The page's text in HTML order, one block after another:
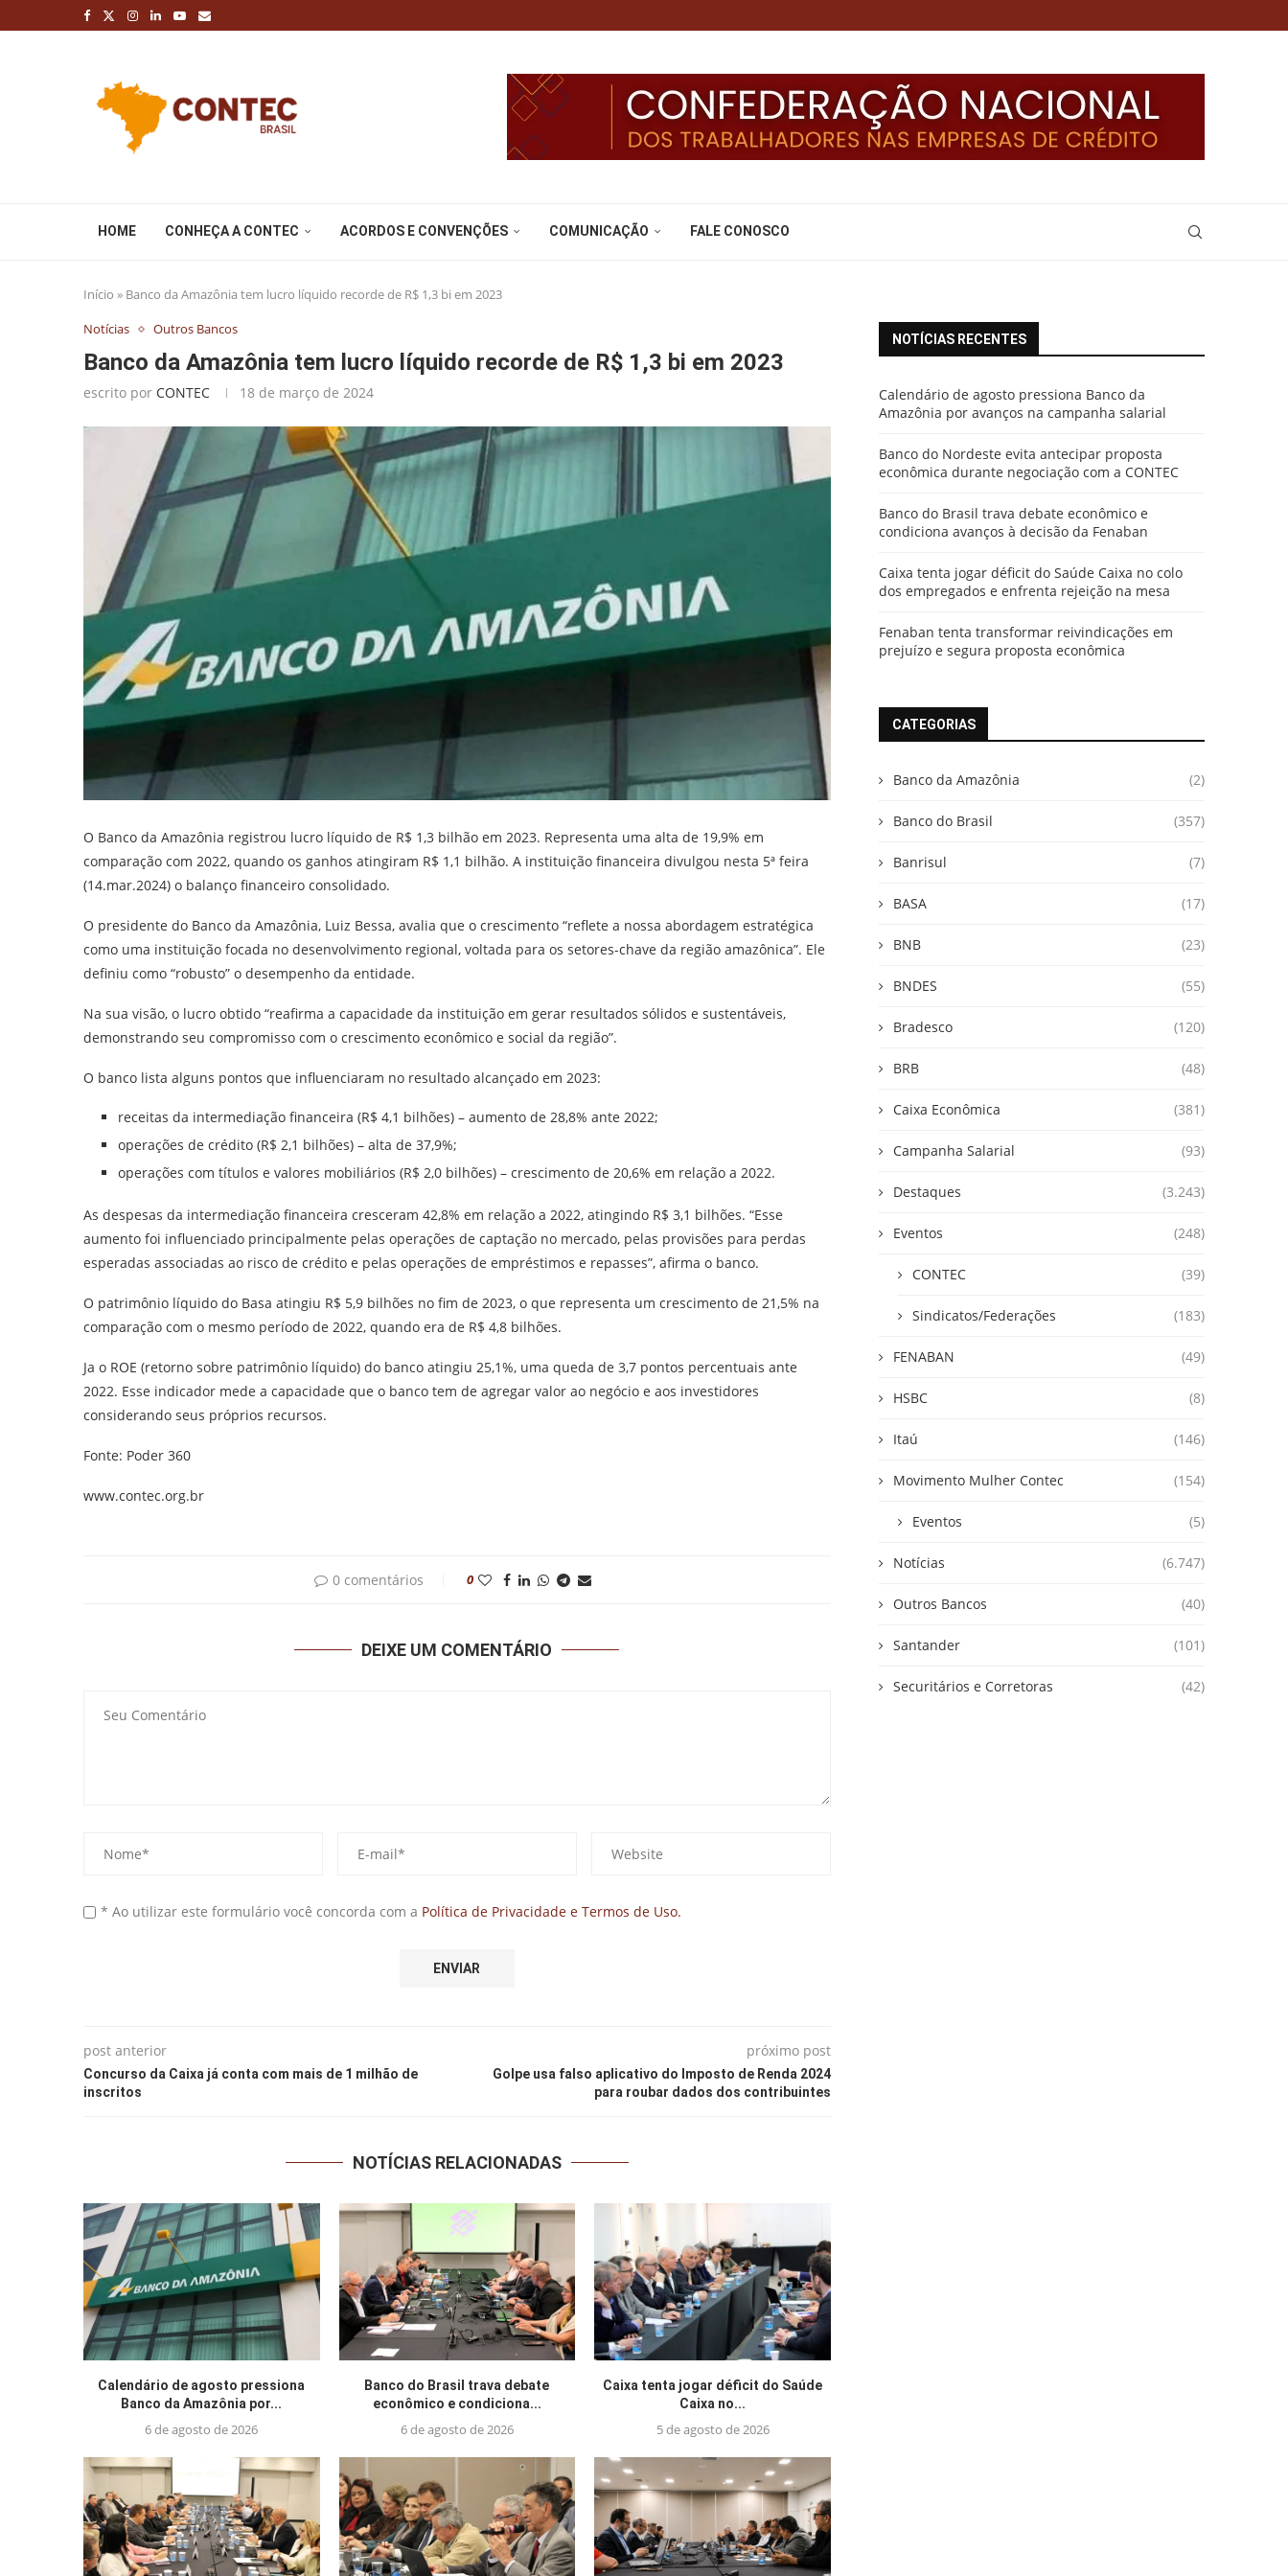
HOME CONHEÇA A CONTEC ACORDOS E CONVENÇÕES COMUNICAÇÃO FALE CONOSCO
Início » Banco da Amazônia tem lucro líquido recorde de R$ 1,3 bi em 2023
Notícias
Outros Bancos
Banco da Amazônia tem lucro líquido recorde de R$ 1,3 bi em 2023
escrito por CONTEC 18 de março de 2024
O Banco da Amazônia registrou lucro líquido de R$ 1,3 bilhão em 2023. Representa uma alta de 19,9% em
comparação com 2022, quando os ganhos atingiram R$ 1,1 bilhão. A instituição financeira divulgou nesta 5ª feira
(14.mar.2024) o balanço financeiro consolidado.
O presidente do Banco da Amazônia, Luiz Bessa, avalia que o crescimento “reflete a nossa abordagem estratégica
como uma instituição focada no desenvolvimento regional, voltada para os setores-chave da região amazônica”. Ele
definiu como “robusto” o desempenho da entidade.
Na sua visão, o lucro obtido “reafirma a capacidade da instituição em gerar resultados sólidos e sustentáveis,
demonstrando seu compromisso com o crescimento econômico e social da região”.
O banco lista alguns pontos que influenciaram no resultado alcançado em 2023:
receitas da intermediação financeira (R$ 4,1 bilhões) – aumento de 28,8% ante 2022;
operações de crédito (R$ 2,1 bilhões) – alta de 37,9%;
operações com títulos e valores mobiliários (R$ 2,0 bilhões) – crescimento de 20,6% em relação a 2022.
As despesas da intermediação financeira cresceram 42,8% em relação a 2022, atingindo R$ 3,1 bilhões. “Esse
aumento foi influenciado principalmente pelas operações de captação no mercado, pelas provisões para perdas
esperadas associadas ao risco de crédito e pelas operações de empréstimos e repasses”, afirma o banco.
O patrimônio líquido do Basa atingiu R$ 5,9 bilhões no fim de 2023, o que representa um crescimento de 21,5% na
comparação com o mesmo período de 2022, quando era de R$ 4,8 bilhões.
Ja o ROE (retorno sobre patrimônio líquido) do banco atingiu 25,1%, uma queda de 3,7 pontos percentuais ante
2022. Esse indicador mede a capacidade que o banco tem de agregar valor ao negócio e aos investidores
considerando seus próprios recursos.
Fonte: Poder 360
www.contec.org.br
0 comentários 0
DEIXE UM COMENTÁRIO
* Ao utilizar este formulário você concorda com a Política de Privacidade e Termos de Uso.
post anterior
Concurso da Caixa já conta com mais de 1 milhão de
inscritos
próximo post
Golpe usa falso aplicativo do Imposto de Renda 2024
para roubar dados dos contribuintes
NOTÍCIAS RELACIONADAS
Calendário de agosto pressiona
Banco da Amazônia por...
6 de agosto de 2026
Banco do Brasil trava debate
econômico e condiciona...
6 de agosto de 2026
Caixa tenta jogar déficit do Saúde
Caixa no...
5 de agosto de 2026
NOTÍCIAS RECENTES
Calendário de agosto pressiona Banco da
Amazônia por avanços na campanha salarial
Banco do Nordeste evita antecipar proposta
econômica durante negociação com a CONTEC
Banco do Brasil trava debate econômico e
condiciona avanços à decisão da Fenaban
Caixa tenta jogar déficit do Saúde Caixa no colo
dos empregados e enfrenta rejeição na mesa
Fenaban tenta transformar reivindicações em
prejuízo e segura proposta econômica
CATEGORIAS
Banco da Amazônia (2)
Banco do Brasil (357)
Banrisul (7)
BASA (17)
BNB (23)
BNDES (55)
Bradesco (120)
BRB (48)
Caixa Econômica (381)
Campanha Salarial (93)
Destaques (3.243)
Eventos (248)
CONTEC (39)
Sindicatos/Federações (183)
FENABAN (49)
HSBC (8)
Itaú (146)
Movimento Mulher Contec (154)
Eventos (5)
Notícias (6.747)
Outros Bancos (40)
Santander (101)
Securitários e Corretoras (42)